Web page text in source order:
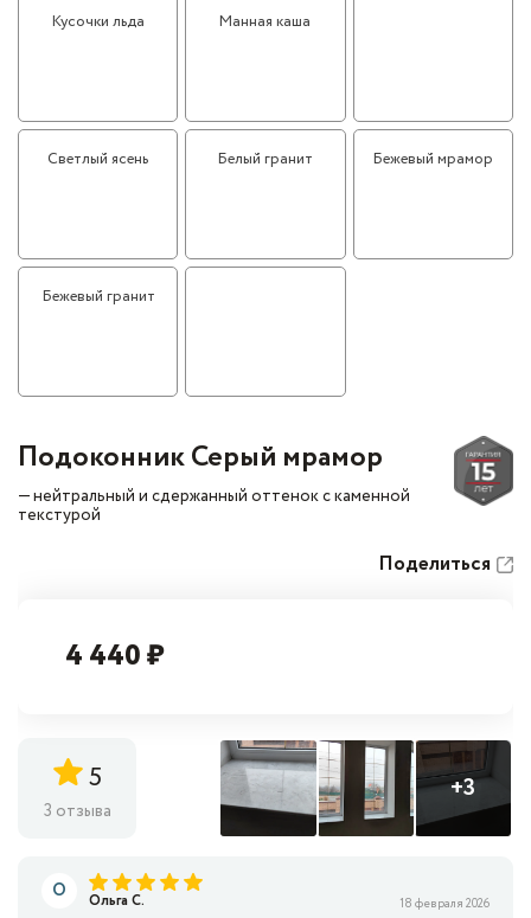
Кусочки льда Манная каша
Светлый ясень Белый гранит Бежевый мрамор
Бежевый гранит
Подоконник Серый мрамор
— нейтральный и сдержанный оттенок с каменной
текстурой
Поделиться
4 440 ₽
5
3 отзыва
+3
Ольга С.
О
18 февраля 2026